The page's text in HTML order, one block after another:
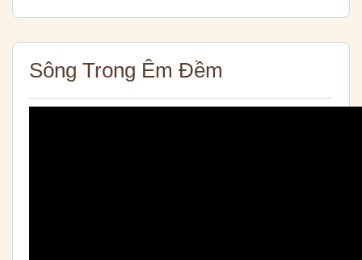
Sông Trong Êm Đềm